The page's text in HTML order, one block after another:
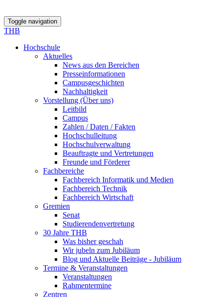
Toggle navigation
THB
Hochschule
Aktuelles
News aus den Bereichen
Presseinformationen
Campusgeschichten
Nachhaltigkeit
Vorstellung (Über uns)
Leitbild
Campus
Zahlen / Daten / Fakten
Hochschulleitung
Hochschulverwaltung
Beauftragte und Vertretungen
Freunde und Förderer
Fachbereiche
Fachbereich Informatik und Medien
Fachbereich Technik
Fachbereich Wirtschaft
Gremien
Senat
Studierendenvertretung
30 Jahre THB
Was bisher geschah
Wir jubeln zum Jubiläum
Blog und Aktuelle Beiträge - Jubiläum
Termine & Veranstaltungen
Veranstaltungen
Rahmentermine
Zentren